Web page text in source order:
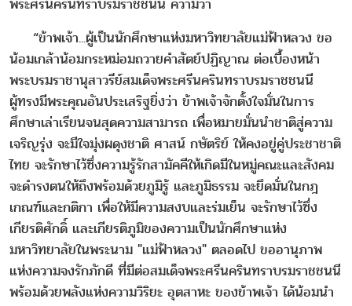
“ข้าพเจ้า...ผู้เป็นนักศึกษาแห่งมหาวิทยาลัยแม่ฟ้าหลวง ขอ
น้อมเกล้าน้อมกระหม่อมถวายคำสัตย์ปฏิญาณ ต่อเบื้องหน้า
พระบรมราชานุสาวรีย์สมเด็จพระศรีนครินทราบรมราชชนนี
ผู้ทรงมีพระคุณอันประเสริฐยิ่งว่า ข้าพเจ้าจักตั้งใจมั่นในการ
ศึกษาเล่าเรียนจนสุดความสามารถ เพื่อหมายมั่นนำชาติสู่ความ
เจริญรุ่ง จะมีใจมุ่งผดุงชาติ ศาสน์ กษัตริย์ ให้คงอยู่คู่ประชาชาติ
ไทย จะรักษาไว้ซึ่งความรู้รักสามัคคีให้เกิดมีในหมู่คณะและสังคม
จะดำรงตนให้ถึงพร้อมด้วยภูมิรู้ และภูมิธรรม จะยึดมั่นในกฎ
เกณฑ์และกติกา เพื่อให้มีความสงบและร่มเย็น จะรักษาไว้ซึ่ง
เกียรติศักดิ์ และเกียรติภูมิของความเป็นนักศึกษาแห่ง
มหาวิทยาลัยในพระนาม "แม่ฟ้าหลวง" ตลอดไป ขออานุภาพ
แห่งความจงรักภักดี ที่มีต่อสมเด็จพระศรีนครินทราบรมราชชนนี
พร้อมด้วยพลังแห่งความวิริยะ อุตสาหะ ของข้าพเจ้า ได้น้อมนำ